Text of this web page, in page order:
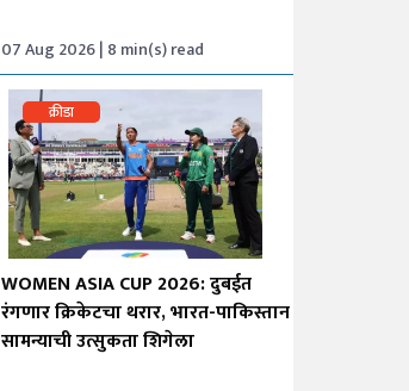
07 Aug 2026 | 8 min(s) read
क्रीडा
WOMEN ASIA CUP 2026: दुबईत
रंगणार क्रिकेटचा थरार, भारत-पाकिस्तान
सामन्याची उत्सुकता शिगेला